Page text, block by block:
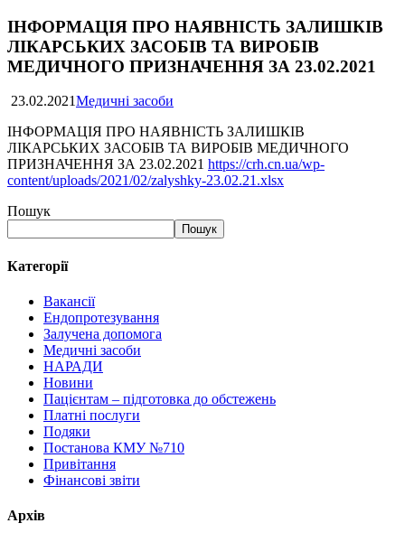
ІНФОРМАЦІЯ ПРО НАЯВНІСТЬ ЗАЛИШКІВ
ЛІКАРСЬКИХ ЗАСОБІВ ТА ВИРОБІВ
МЕДИЧНОГО ПРИЗНАЧЕННЯ ЗА 23.02.2021
23.02.2021Медичні засоби
ІНФОРМАЦІЯ ПРО НАЯВНІСТЬ ЗАЛИШКІВ
ЛІКАРСЬКИХ ЗАСОБІВ ТА ВИРОБІВ МЕДИЧНОГО
ПРИЗНАЧЕННЯ ЗА 23.02.2021 https://crh.cn.ua/wp-
content/uploads/2021/02/zalyshky-23.02.21.xlsx
Пошук
Пошук
Категорії
Вакансії
Ендопротезування
Залучена допомога
Медичні засоби
НАРАДИ
Новини
Пацієнтам – підготовка до обстежень
Платні послуги
Подяки
Постанова КМУ №710
Привітання
Фінансові звіти
Архів